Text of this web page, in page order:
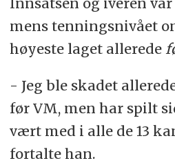
mens tenningsnivået
høyeste laget allerede
- Jeg ble skadet
før VM, men har spilt
vært med i alle de 13
fortalte han.